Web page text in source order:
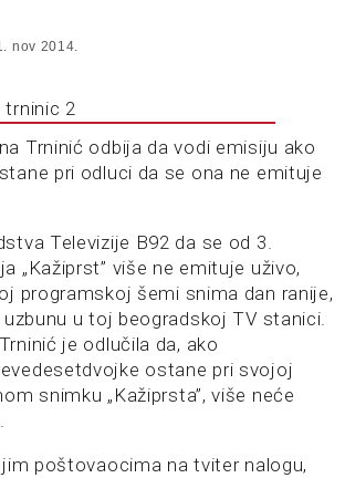
nov 2014.
Trninić odbija da vodi emisiju ako
pri odluci da se ona ne emituje
Televizije B92 da se od 3.
„Kažiprst” više ne emituje uživo,
programskoj šemi snima dan ranije,
uzbunu u toj beogradskoj TV stanici.
je odlučila da, ako
ostane pri svojoj
snimku „Kažiprsta”, više neće
poštovaocima na tviter nalogu,